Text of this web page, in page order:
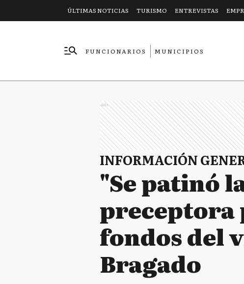
ÚLTIMAS NOTICIAS TURISMO ENTREVISTAS
FUNCIONARIOS
MUNICIPIOS
Ads
INFORMACIÓN
"Se patinó
preceptora
fondos del
Bragado